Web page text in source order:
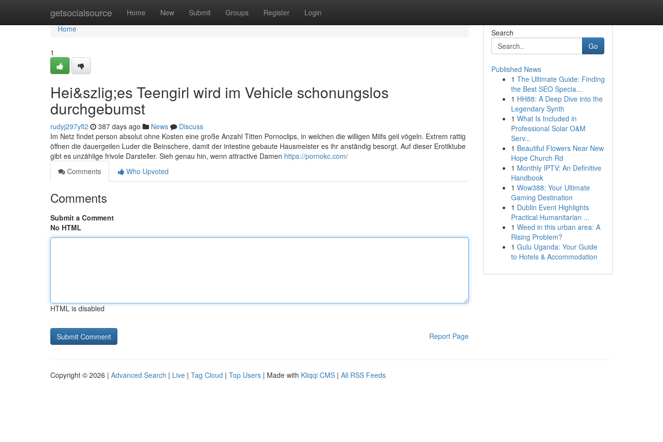
getsocialsource Home New Submit Groups Register Login
Home
Home
1
Hei&szlig;es Teengirl wird im Vehicle schonungslos
durchgebumst
rudyj297yfl2 387 days ago News
Discuss
Im Netz findet person absolut ohne Kosten eine große Anzahl Titten Pornoclips, in welchen die willigen Milfs geil vögeln. Extrem rattig
öffnen die dauergeilen Luder die Beinschere, damit der intestine gebaute Hausmeister es ihr anständig besorgt. Auf dieser Erotiktube
gibt es unzählige frivole Darsteller. Sieh genau hin, wenn attractive Damen https://pornokc.com/
Comments
Who Upvoted
Comments
Submit a Comment
No HTML
HTML is disabled
Report Page
Search
Go
Published News
1 The Ultimate Guide: Finding
the Best SEO Specia...
1 HH88: A Deep Dive into the
Legendary Synth
1 What Is Included in
Professional Solar O&M
Serv...
1 Beautiful Flowers Near New
Hope Church Rd
1 Monthly IPTV: An Definitive
Handbook
1 Wow388: Your Ultimate
Gaming Destination
1 Dublin Event Highlights
Practical Humanitarian ...
1 Weed in this urban area: A
Rising Problem?
1 Gulu Uganda: Your Guide
to Hotels & Accommodation
Copyright © 2026 | Advanced Search | Live | Tag Cloud | Top Users | Made with Kliqqi CMS | All RSS Feeds